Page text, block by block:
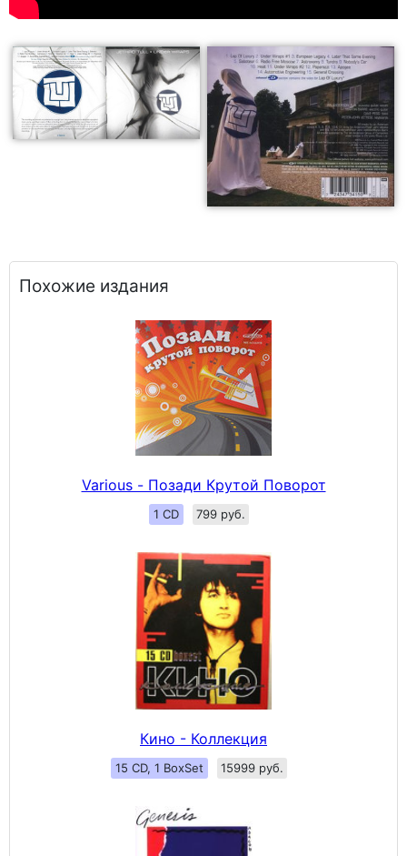
Похожие издания
Various - Позади Крутой Поворот
1 CD 799 руб.
Кино - Коллекция
15 CD, 1 BoxSet 15999 руб.